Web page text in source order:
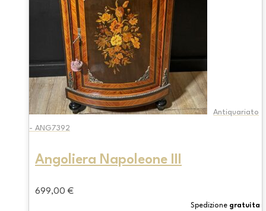
Antiquariato
- ANG7392
Angoliera Napoleone III
699,00 €
Spedizione gratuita